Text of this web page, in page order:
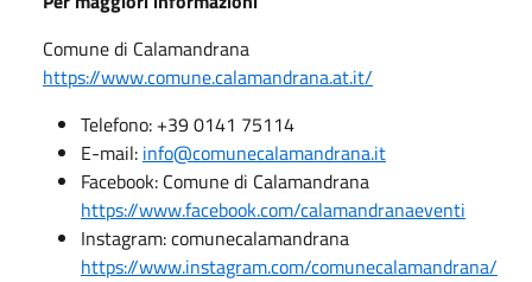
Comune di Calamandrana
https://www.comune.calamandrana.at.it/
Telefono: +39 0141 75114
E-mail: info@comunecalamandrana.it
Facebook: Comune di Calamandrana
https://www.facebook.com/calamandranaeventi
Instagram: comunecalamandrana
https://www.instagram.com/comunecalamandrana/